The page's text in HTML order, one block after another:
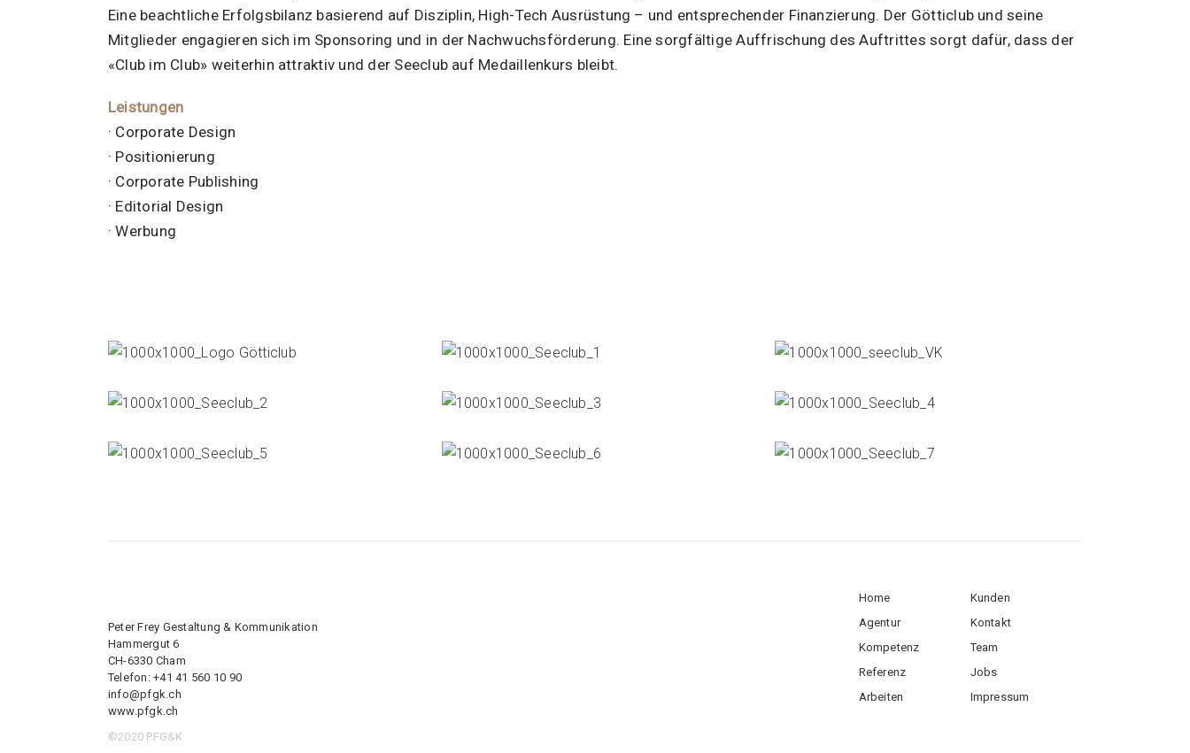
Eine beachtliche Erfolgsbilanz basierend auf Disziplin, High-Tech Ausrüstung – und entsprechender Finanzierung. Der Götticlub und seine
Mitglieder engagieren sich im Sponsoring und in der Nachwuchsförderung. Eine sorgfältige Auffrischung des Auftrittes sorgt dafür, dass der
«Club im Club» weiterhin attraktiv und der Seeclub auf Medaillenkurs bleibt.
Leistungen
· Corporate Design
· Positionierung
· Corporate Publishing
· Editorial Design
· Werbung
Peter Frey Gestaltung & Kommunikation
Hammergut 6
CH-6330 Cham
Telefon: +41 41 560 10 90
info@pfgk.ch
www.pfgk.ch
©2020 PFG&K
Home
Kunden
Agentur
Kontakt
Kompetenz
Team
Referenz
Jobs
Arbeiten
Impressum